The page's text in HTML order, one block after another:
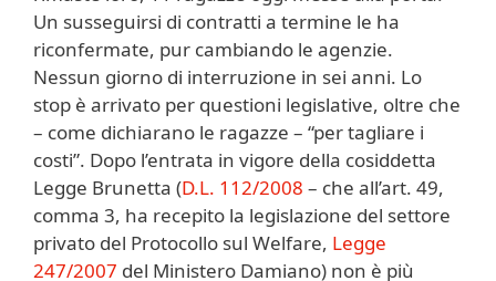
Un susseguirsi di contratti a termine le ha
riconfermate, pur cambiando le agenzie.
Nessun giorno di interruzione in sei anni. Lo
stop è arrivato per questioni legislative, oltre che
– come dichiarano le ragazze – “per tagliare i
costi”. Dopo l’entrata in vigore della cosiddetta
Legge Brunetta (D.L. 112/2008 – che all’art. 49,
comma 3, ha recepito la legislazione del settore
privato del Protocollo sul Welfare, Legge
247/2007 del Ministero Damiano) non è più